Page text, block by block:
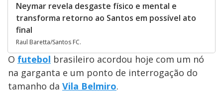
Neymar revela desgaste físico e mental e
transforma retorno ao Santos em possível ato
final
Raul Baretta/Santos FC.
O futebol brasileiro acordou hoje com um nó
na garganta e um ponto de interrogação do
tamanho da Vila Belmiro.